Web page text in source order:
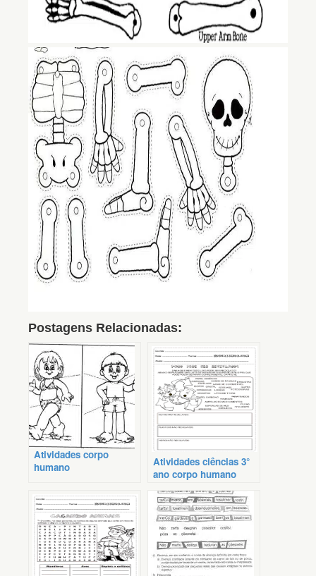
Postagens Relacionadas:
Atividades corpo
humano
Atividades ciências 3°
ano corpo humano